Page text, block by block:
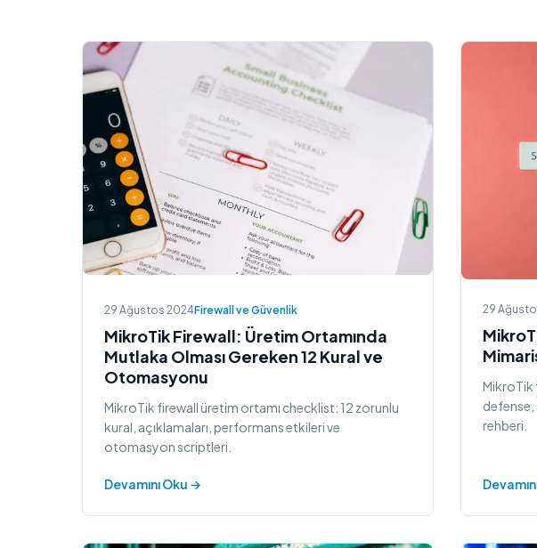
29 Ağustos 2024Firewall ve Güvenlik
MikroTik Firewall: Üretim Ortamında
Mutlaka Olması Gereken 12 Kural ve
Otomasyonu
MikroTik firewall üretim ortamı checklist: 12 zorunlu
kural, açıklamaları, performans etkileri ve
otomasyon scriptleri.
Devamını Oku →
29
MikroTik
defense,
rehberi.